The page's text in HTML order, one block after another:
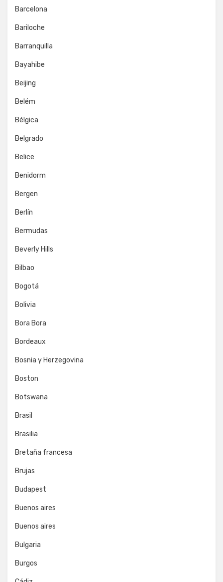
Barcelona
Bariloche
Barranquilla
Bayahibe
Beijing
Belém
Bélgica
Belgrado
Belice
Benidorm
Bergen
Berlín
Bermudas
Beverly Hills
Bilbao
Bogotá
Bolivia
Bora Bora
Bordeaux
Bosnia y Herzegovina
Boston
Botswana
Brasil
Brasilia
Bretaña francesa
Brujas
Budapest
Buenos aires
Buenos aires
Bulgaria
Burgos